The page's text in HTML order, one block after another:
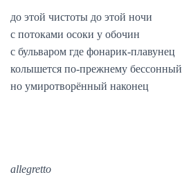
до этой чистоты до этой ночи
с потоками осоки у обочин
с бульваром где фонарик-плавунец
колышется по-прежнему бессонный
но умиротворённый наконец
allegretto